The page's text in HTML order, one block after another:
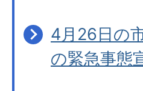
4月26日の
の緊急事態